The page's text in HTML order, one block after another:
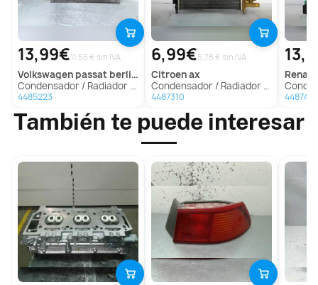
13,99€11.56 € sin IVA
volkswagen passat berlina (3b2)
Condensador / Radiador Aire Acondicionado Para Volkswagen Passat Berlina
4485223
6,99€5.78 € sin IVA
citroenax
Condensador / Radiador Aire Acondicionado Para Citroen Ax
4487310
Condensador /
4487434
También te puede interesar